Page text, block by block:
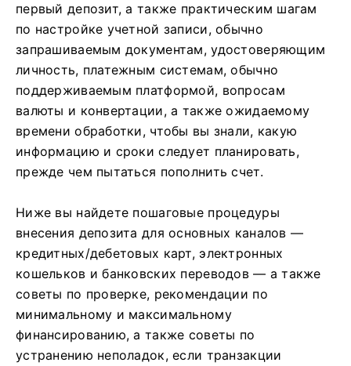
первый депозит, а также практическим шагам
по настройке учетной записи, обычно
запрашиваемым документам, удостоверяющим
личность, платежным системам, обычно
поддерживаемым платформой, вопросам
валюты и конвертации, а также ожидаемому
времени обработки, чтобы вы знали, какую
информацию и сроки следует планировать,
прежде чем пытаться пополнить счет.
Ниже вы найдете пошаговые процедуры
внесения депозита для основных каналов —
кредитных/дебетовых карт, электронных
кошельков и банковских переводов — а также
советы по проверке, рекомендации по
минимальному и максимальному
финансированию, а также советы по
устранению неполадок, если транзакции